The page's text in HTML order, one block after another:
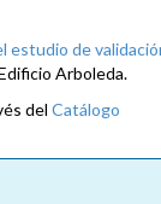
estudio de
Arboleda.
del Catálogo